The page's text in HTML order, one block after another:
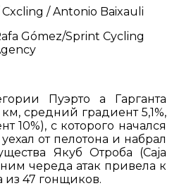
/ Antonio Baixauli
Gómez/Sprint Cycling
Пуэрто а Гарганта
средний градиент 5,1%,
10%), с которого начался
от пелотона и набрал
Якуб Отроба (Caja
череда атак привела к
47 гонщиков.